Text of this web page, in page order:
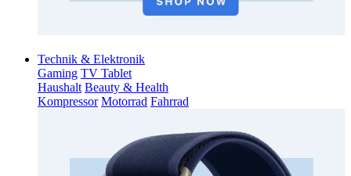
Technik & Elektronik
Gaming TV Tablet
Haushalt Beauty & Health
Kompressor Motorrad Fahrrad